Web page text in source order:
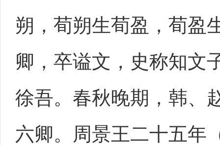
朔，荀朔生荀盈，荀盈
卿，卒谥文，史称知文
徐吾。春秋晚期，韩、
六卿。周景王二十五年